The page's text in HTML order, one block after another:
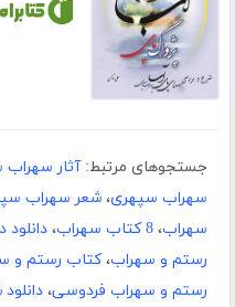
جستجوهای مرتبط: آثار
سهراب سپهری، شعر سهراب
سهراب، 8 کتاب سهراب ،
رستم و سهراب،کتاب رستم و
رستم و سهراب فردوسی،